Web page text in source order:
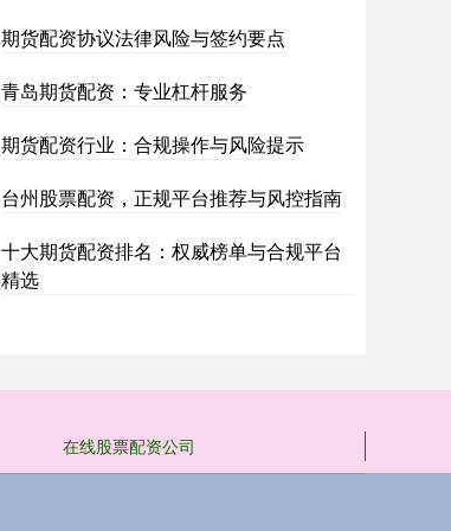
期货配资协议法律风险与签约要点
青岛期货配资：专业杠杆服务
期货配资行业：合规操作与风险提示
台州股票配资，正规平台推荐与风控指南
十大期货配资排名：权威榜单与合规平台
精选
在线股票配资公司